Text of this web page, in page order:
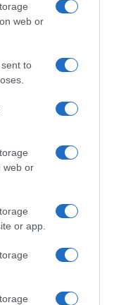
web or
to
web or
or app.